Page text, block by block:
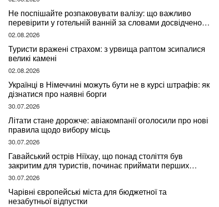
Не поспішайте розпаковувати валізу: що важливо
перевірити у готельній ванній за словами досвідченої
мандрівниці
02.08.2026
Туристи вражені страхом: з урвища раптом зсипалися
великі камені
02.08.2026
Українці в Німеччині можуть бути не в курсі штрафів: як
дізнатися про наявні борги
30.07.2026
Літати стане дорожче: авіакомпанії оголосили про нові
правила щодо вибору місць
30.07.2026
Гавайський острів Ніїхау, що понад століття був
закритим для туристів, починає приймати перших
відвідувачів
30.07.2026
Чарівні європейські міста для бюджетної та
незабутньої відпустки